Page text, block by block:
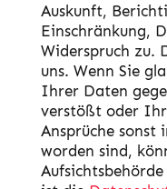
Auskunft,
Einschränkung,
Widerspruch zu.
uns. Wenn Sie
Ihrer Daten
verstößt oder
Ansprüche sonst
worden sind,